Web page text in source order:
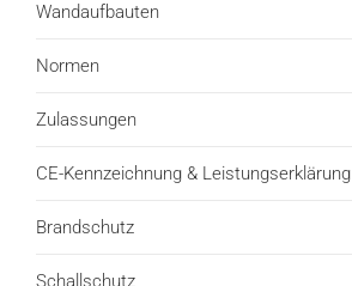
Wandaufbauten
Normen
Zulassungen
CE-Kennzeichnung & Leistungserklärung
Brandschutz
Schallschutz